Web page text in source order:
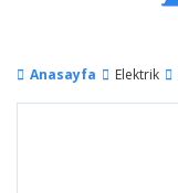
Anasayfa Elektrik